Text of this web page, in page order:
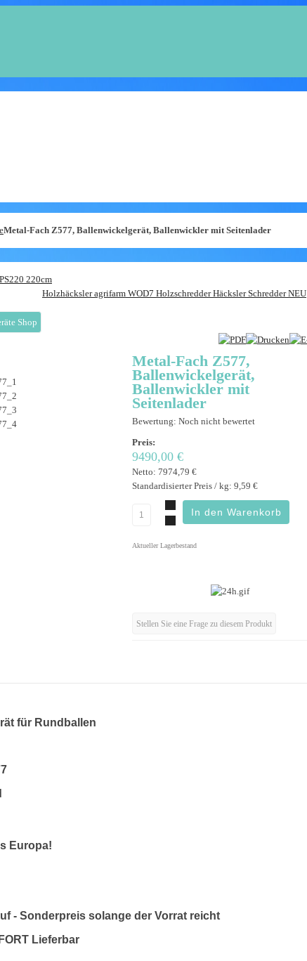
Metal-Fach Z577, Ballenwickelgerät, Ballenwickler mit Seitenlader
220cm
Holzhäcksler agrifarm WOD7 Holzschredder Häcksler Schredder NEU
Shop
Metal-Fach Z577,
Ballenwickelgerät,
Ballenwickler mit
Seitenlader
Bewertung: Noch nicht bewertet
Preis:
9490,00 €
Netto: 7974,79 €
Standardisierter Preis / kg: 9,59 €
Aktueller Lagerbestand
Stellen Sie eine Frage zu diesem Produkt
für Rundballen
Europa!
- Sonderpreis solange der Vorrat reicht
Lieferbar